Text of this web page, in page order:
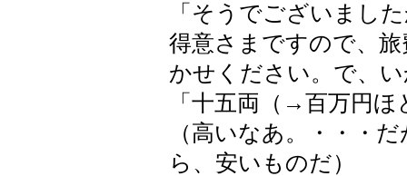
「そうでございまし
得意さまですので、
かせください。で、
「十五両（→百万円
（高いなあ。・・・
ら、安いものだ）